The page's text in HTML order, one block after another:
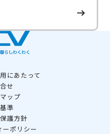
にあたって
せ
ップ
準
護方針
ーポリシー